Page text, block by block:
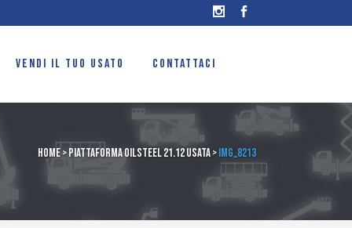
VENDI IL TUO USATO CONTATTACI
Home>Piattaforma OilSteel 21.12 usata>IMG_8213